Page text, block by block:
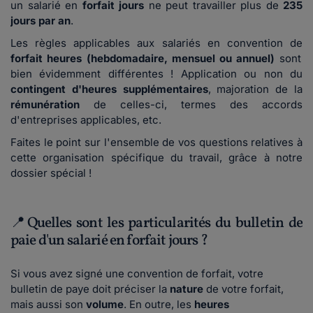
un salarié en forfait jours ne peut travailler plus de 235
jours par an.
Les règles applicables aux salariés en convention de
forfait heures (hebdomadaire, mensuel ou annuel) sont
bien évidemment différentes ! Application ou non du
contingent d'heures supplémentaires, majoration de la
rémunération de celles-ci, termes des accords
d'entreprises applicables, etc.
Faites le point sur l'ensemble de vos questions relatives à
cette organisation spécifique du travail, grâce à notre
dossier spécial !
📍Quelles sont les particularités du bulletin de
paie d'un salarié en forfait jours ?
Si vous avez signé une convention de forfait, votre
bulletin de paye doit préciser la nature de votre forfait,
mais aussi son volume. En outre, les heures